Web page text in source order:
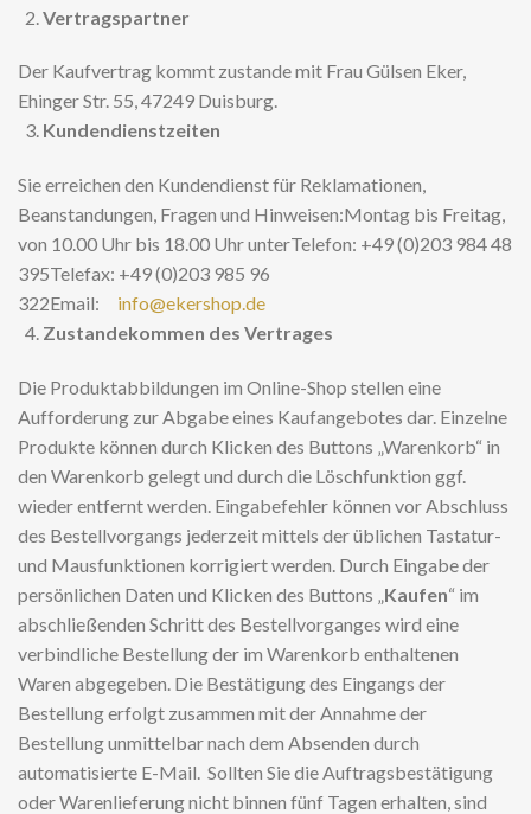
Vertragspartner
Der Kaufvertrag kommt zustande mit Frau Gülsen Eker,
Ehinger Str. 55, 47249 Duisburg.
Kundendienstzeiten
Sie erreichen den Kundendienst für Reklamationen,
Beanstandungen, Fragen und Hinweisen:Montag bis Freitag,
von 10.00 Uhr bis 18.00 Uhr unterTelefon: +49 (0)203 984 48
395Telefax: +49 (0)203 985 96
322Email: info@ekershop.de
Zustandekommen des Vertrages
Die Produktabbildungen im Online-Shop stellen eine
Aufforderung zur Abgabe eines Kaufangebotes dar. Einzelne
Produkte können durch Klicken des Buttons „Warenkorb“ in
den Warenkorb gelegt und durch die Löschfunktion ggf.
wieder entfernt werden. Eingabefehler können vor Abschluss
des Bestellvorgangs jederzeit mittels der üblichen Tastatur-
und Mausfunktionen korrigiert werden. Durch Eingabe der
persönlichen Daten und Klicken des Buttons „Kaufen“ im
abschließenden Schritt des Bestellvorganges wird eine
verbindliche Bestellung der im Warenkorb enthaltenen
Waren abgegeben. Die Bestätigung des Eingangs der
Bestellung erfolgt zusammen mit der Annahme der
Bestellung unmittelbar nach dem Absenden durch
automatisierte E-Mail. Sollten Sie die Auftragsbestätigung
oder Warenlieferung nicht binnen fünf Tagen erhalten, sind